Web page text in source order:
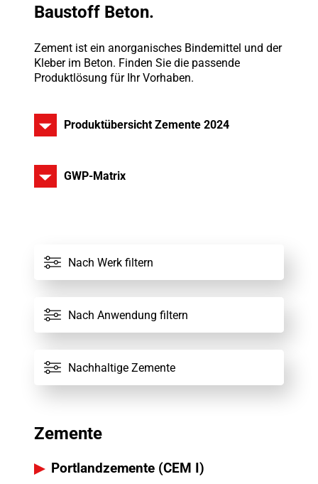
Baustoff Beton.
Zement ist ein anorganisches Bindemittel und der
Kleber im Beton. Finden Sie die passende
Produktlösung für Ihr Vorhaben.
Produktübersicht Zemente 2024
GWP-Matrix
Nach Werk filtern
Alle Werke
Nach Anwendung filtern
Alle Zemente
Nachhaltige Zemente
Zemente
Portlandzemente (CEM I)